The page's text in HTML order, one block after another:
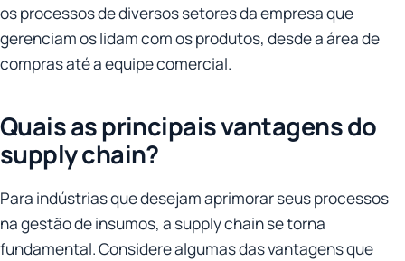
os processos de diversos setores da empresa que
gerenciam os lidam com os produtos, desde a área de
compras até a equipe comercial.
Quais as principais vantagens do
supply chain?
Para indústrias que desejam aprimorar seus processos
na gestão de insumos, a supply chain se torna
fundamental. Considere algumas das vantagens que